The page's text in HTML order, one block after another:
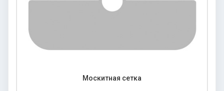
Москитная сетка